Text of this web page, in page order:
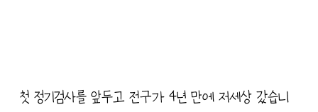
첫 정기검사를 앞두고 전구가 4년 만에 저세상 갔습니